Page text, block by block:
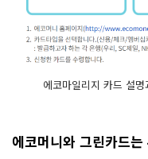
에코마일리지 카드 설
에코머니와 그린카드는